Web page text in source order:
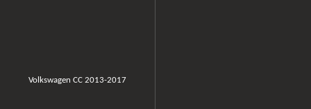
Volkswagen CC 2013-2017